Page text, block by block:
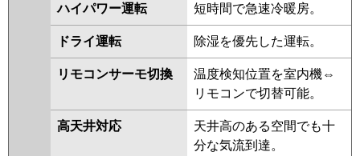
三菱重工 FDEZ505HKA5SA FDEZ505HK5SA
FDEZ505HK5S
パナソニック PA-P50T7SGNBX PA-P50T7SGNB
PA-P50T7SGB PA-P50T7SG
P50T7SGN PA-P50T6SGB PA-
P50T6SGNB PA-P50T6SGA PA-
P50T6SGN1
ハイパワー運転 短時間で急速冷暖房。
ドライ運転 除湿を優先した運転。
リモコンサーモ切換
温度検知位置を室内機⇔
リモコンで切替可能。
高天井対応
天井高のある空間でも十
分な気流到達。